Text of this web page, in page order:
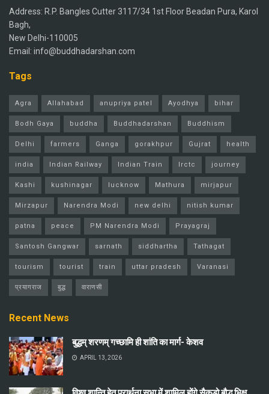
Address: R.P. Bangles Cutter 3117/34 1st Floor Beadan Pura, Karol
Bagh,
New Delhi-110005
Email: info@buddhadarshan.com
Tags
Agra Allahabad anupriya patel Ayodhya bihar
Bodh Gaya buddha Buddhadarshan Buddhism
Delhi farmers Ganga gorakhpur Gujrat health
india Indian Railway Indian Train Irctc journey
Kashi kushinagar lucknow Mathura mirjapur
Mirzapur Narendra Modi new delhi nitish kumar
patna peace PM Narendra Modi Prayagraj
Santosh Gangwar sarnath siddhartha Tathagat
tourism tourist train uttar pradesh Varanasi
प्रयागराज बुद्ध वाराणसी
Recent News
बुद्धम् शरणम् गच्छामि ही शांति का मार्ग- केशव
APRIL 13, 2026